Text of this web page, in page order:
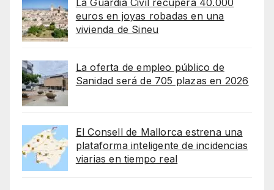
La Guardia Civil recupera 40.000
euros en joyas robadas en una
vivienda de Sineu
La oferta de empleo público de
Sanidad será de 705 plazas en 2026
El Consell de Mallorca estrena una
plataforma inteligente de incidencias
viarias en tiempo real